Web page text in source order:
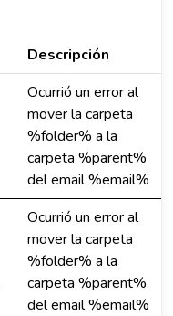
Descripción
Ocurrió un error al
mover la carpeta
%folder% a la
carpeta %parent%
del email %email%
Ocurrió un error al
mover la carpeta
%folder% a la
carpeta %parent%
del email %email%